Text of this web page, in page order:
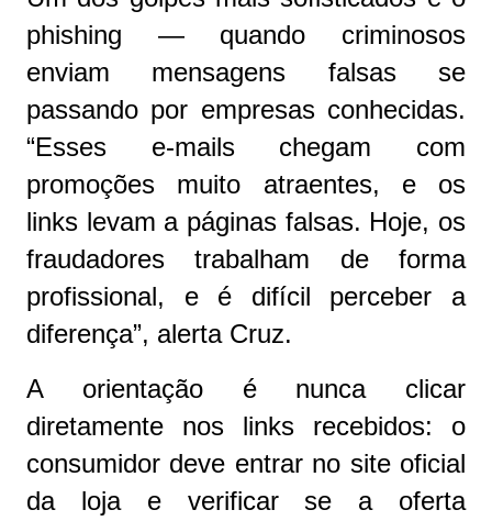
phishing — quando criminosos
enviam mensagens falsas se
passando por empresas conhecidas.
“Esses e-mails chegam com
promoções muito atraentes, e os
links levam a páginas falsas. Hoje, os
fraudadores trabalham de forma
profissional, e é difícil perceber a
diferença”, alerta Cruz.
A orientação é nunca clicar
diretamente nos links recebidos: o
consumidor deve entrar no site oficial
da loja e verificar se a oferta